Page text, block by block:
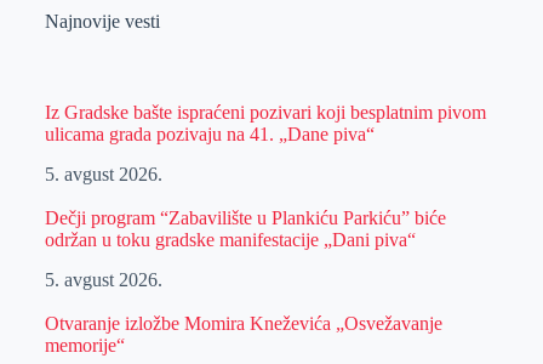
Najnovije vesti
Iz Gradske bašte ispraćeni pozivari koji besplatnim pivom
ulicama grada pozivaju na 41. „Dane piva“
5. avgust 2026.
Dečji program “Zabavilište u Plankiću Parkiću” biće
održan u toku gradske manifestacije „Dani piva“
5. avgust 2026.
Otvaranje izložbe Momira Kneževića „Osvežavanje
memorije“